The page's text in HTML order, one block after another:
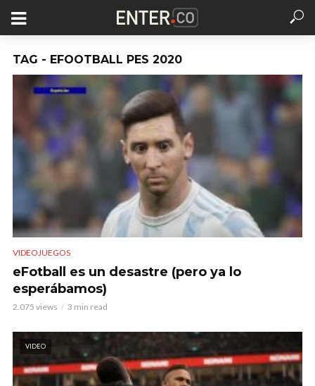
TAG - EFOOTBALL PES 2020
VIDEOJUEGOS
eFotball es un desastre (pero ya lo
esperábamos)
2.075 views 3 min read
VIDEO